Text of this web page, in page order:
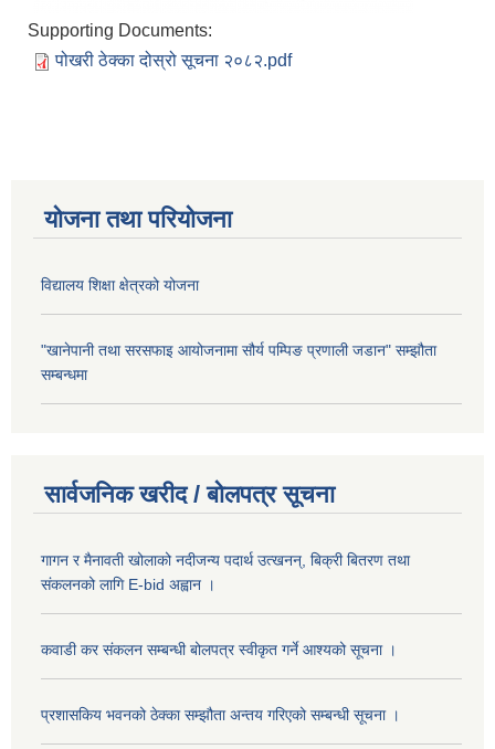
Supporting Documents:
पोखरी ठेक्का दोस्रो सूचना २०८२.pdf
योजना तथा परियोजना
विद्यालय शिक्षा क्षेत्रको योजना
"खानेपानी तथा सरसफाइ आयोजनामा सौर्य पम्पिङ प्रणाली जडान" सम्झौता
सम्बन्धमा
सार्वजनिक खरीद / बोलपत्र सूचना
गागन र मैनावती खोलाको नदीजन्य पदार्थ उत्खनन्, बिक्री बितरण तथा
संकलनको लागि E-bid अह्वान ।
कवाडी कर संकलन सम्बन्धी बोलपत्र स्वीकृत गर्ने आश्यको सूचना ।
प्रशासकिय भवनको ठेक्का सम्झौता अन्तय गरिएको सम्बन्धी सूचना ।